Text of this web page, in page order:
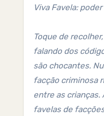
Viva Favela:
Toque de recolher, comércio fechado e até proibição de certas marcas. O “Viva Favela” fez uma reportagem
falando dos
são chocantes.
facção criminosa
entre as crianças.
favelas de